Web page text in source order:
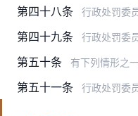
第四十八条 行政处罚委员会办公室收到立
第四十九条 行政处罚委员会办公室接收案件材料后，应当
第五十条 有下列情形之一的，行政
第五十一条 行政处罚委员会办公室应当自正式接